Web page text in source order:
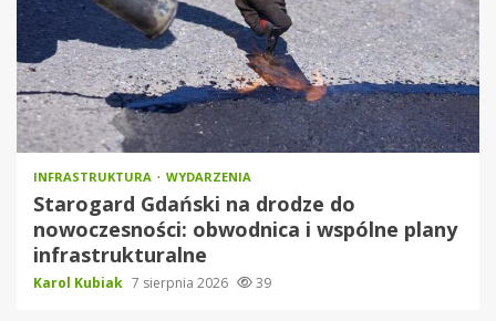
INFRASTRUKTURA WYDARZENIA
Starogard Gdański na drodze do
nowoczesności: obwodnica i wspólne plany
infrastrukturalne
Karol Kubiak 7 sierpnia 2026 39